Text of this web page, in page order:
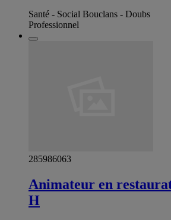
Santé - Social Bouclans - Doubs
Professionnel
285986063
Animateur en
H